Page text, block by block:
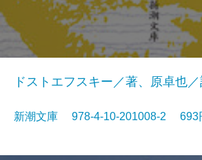
ドストエフスキー／著、原卓也／
新潮文庫 978-4-10-201008-2